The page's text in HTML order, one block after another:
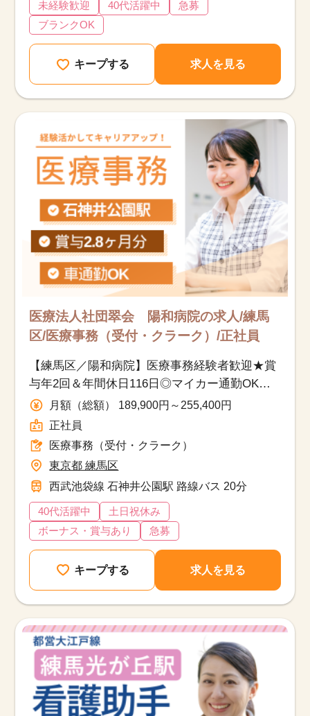
未経験歓迎 40代活躍中
急募
ブランクOK
キープする 求人を見る
医療法人社団翠会 陽和病院の求人/練馬
区/医療事務（受付・クラーク）/正社員
【練馬区／陽和病院】医療事務経験者歓迎★賞
与年2回＆年間休日116日◎マイカー通勤OK・
福利厚生も充実！
月額（総額） 189,900円～255,400円
正社員
医療事務（受付・クラーク）
東京都 練馬区
西武池袋線 石神井公園駅 路線バス 20分
40代活躍中
土日祝休み
ボーナス・賞与あり
急募
キープする 求人を見る
該当件数
9,617 件
他の条件を選択